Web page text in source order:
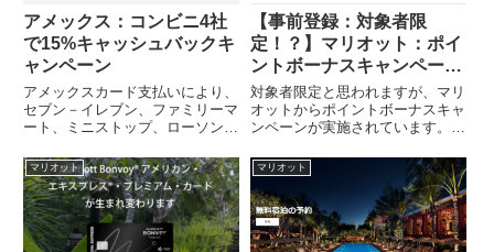
アメックス：コンビニ4社
で15%キャッシュバックキ
ャンペーン
アメックスカード支払いにより、
セブン－イレブン、ファミリーマ
ート、ミニストップ、ローソンで
ンペーンが開催されています。キ
ャンペーン期間：2019年10月31
日正午～11月30日総額500円キャ
ッシュバック事前...
【事前登録：対象者限
定！？】マリオット：ポイ
ントボーナスキャンペーン
実施中！
対象者限定と思われますが、マリ
オットからポイントボーナスキャ
ンペーンが実施されています。事
ーン対象になった方は忘れずに登
録しておきましょう！自分に届い
たキャンペーンは、「最大5,000
のボーナスポイント獲得のチ...
マリオット マリオット